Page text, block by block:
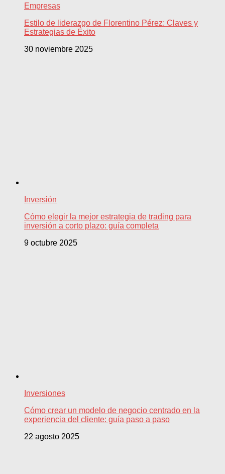
Empresas
Estilo de liderazgo de Florentino Pérez: Claves y
Estrategias de Éxito
30 noviembre 2025
Inversión
Cómo elegir la mejor estrategia de trading para
inversión a corto plazo: guía completa
9 octubre 2025
Inversiones
Cómo crear un modelo de negocio centrado en la
experiencia del cliente: guía paso a paso
22 agosto 2025